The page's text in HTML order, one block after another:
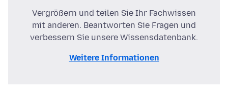
Vergrößern und teilen Sie Ihr Fachwissen
mit anderen. Beantworten Sie Fragen und
verbessern Sie unsere Wissensdatenbank.
Weitere Informationen